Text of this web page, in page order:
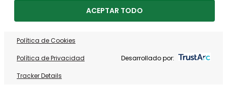
ACEPTAR TODO
Política de Cookies
Política de Privacidad
Tracker Details
Desarrollado por: